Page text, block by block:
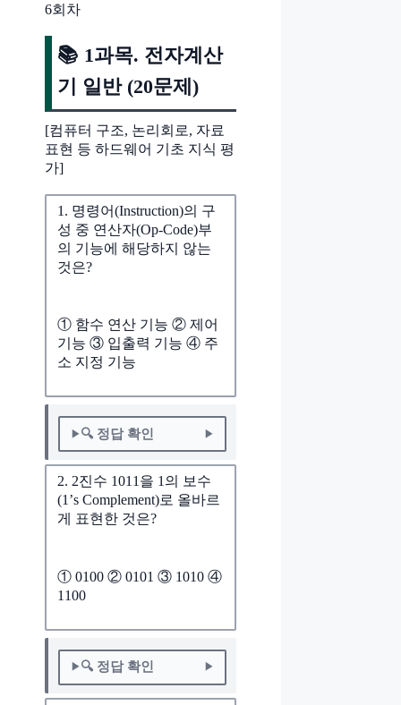
6회차
📚 1과목. 전자계산
기 일반 (20문제)
[컴퓨터 구조, 논리회로, 자료
표현 등 하드웨어 기초 지식 평
가]
1. 명령어(Instruction)의 구
성 중 연산자(Op-Code)부
의 기능에 해당하지 않는
것은?
① 함수 연산 기능 ② 제어
기능 ③ 입출력 기능 ④ 주
소 지정 기능
🔍 정답 확인
2. 2진수 1011을 1의 보수
(1’s Complement)로 올바르
게 표현한 것은?
① 0100 ② 0101 ③ 1010 ④
1100
🔍 정답 확인